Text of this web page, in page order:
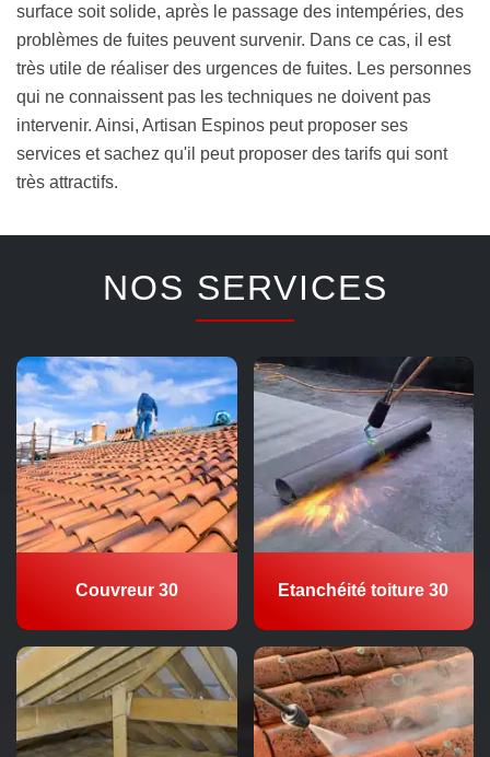
surface soit solide, après le passage des intempéries, des
problèmes de fuites peuvent survenir. Dans ce cas, il est
très utile de réaliser des urgences de fuites. Les personnes
qui ne connaissent pas les techniques ne doivent pas
intervenir. Ainsi, Artisan Espinos peut proposer ses
services et sachez qu'il peut proposer des tarifs qui sont
très attractifs.
NOS SERVICES
Couvreur 30 Etanchéité toiture 30